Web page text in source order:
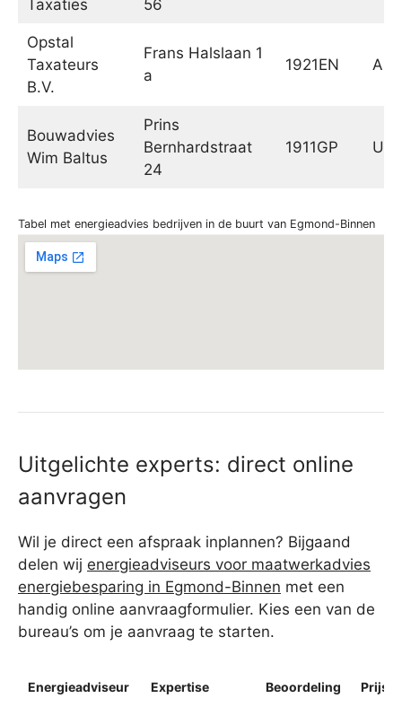
Taxaties 56
Opstal
Taxateurs
B.V.
Frans Halslaan 1
a
1921EN
Bouwadvies
Wim Baltus
Prins
Bernhardstraat
24
1911GP
Tabel met energieadvies bedrijven in de buurt van Egmond-Binnen
Uitgelichte experts: direct online
aanvragen
Wil je direct een afspraak inplannen? Bijgaand
delen wij energieadviseurs voor maatwerkadvies
energiebesparing in Egmond-Binnen met een
handig online aanvraagformulier. Kies een van de
bureau’s om je aanvraag te starten.
Energieadviseur Expertise Beoordeling